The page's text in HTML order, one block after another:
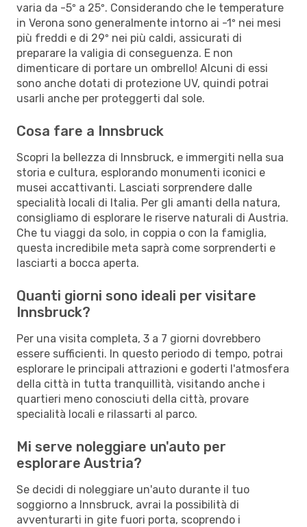
varia da -5º a 25º. Considerando che le temperature
in Verona sono generalmente intorno ai -1º nei mesi
più freddi e di 29º nei più caldi, assicurati di
preparare la valigia di conseguenza. E non
dimenticare di portare un ombrello! Alcuni di essi
sono anche dotati di protezione UV, quindi potrai
usarli anche per proteggerti dal sole.
Cosa fare a Innsbruck
Scopri la bellezza di Innsbruck, e immergiti nella sua
storia e cultura, esplorando monumenti iconici e
musei accattivanti. Lasciati sorprendere dalle
specialità locali di Italia. Per gli amanti della natura,
consigliamo di esplorare le riserve naturali di Austria.
Che tu viaggi da solo, in coppia o con la famiglia,
questa incredibile meta saprà come sorprenderti e
lasciarti a bocca aperta.
Quanti giorni sono ideali per visitare
Innsbruck?
Per una visita completa, 3 a 7 giorni dovrebbero
essere sufficienti. In questo periodo di tempo, potrai
esplorare le principali attrazioni e goderti l'atmosfera
della città in tutta tranquillità, visitando anche i
quartieri meno conosciuti della città, provare
specialità locali e rilassarti al parco.
Mi serve noleggiare un'auto per
esplorare Austria?
Se decidi di noleggiare un'auto durante il tuo
soggiorno a Innsbruck, avrai la possibilità di
avventurarti in gite fuori porta, scoprendo i